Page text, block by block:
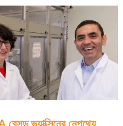
সিদ্দিকঃ
এলজিইডি
ভ্যাক্সিনের নেপথ্যে যে মুসলিম দম্পতি